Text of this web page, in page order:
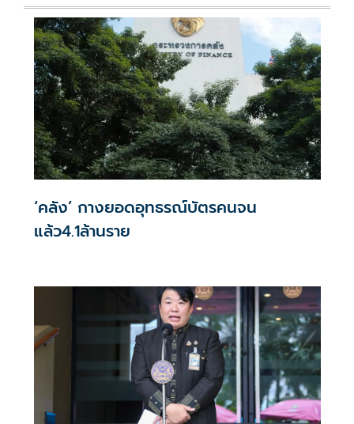
‘คลัง’ กางยอดอุทธรณ์บัตรคนจน
แล้ว4.1ล้านราย